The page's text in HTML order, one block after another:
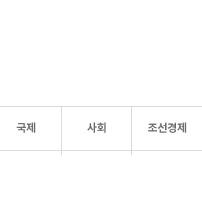
국제 사회 조선경제